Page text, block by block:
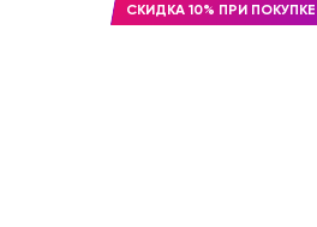
СКИДКА 10% ПРИ